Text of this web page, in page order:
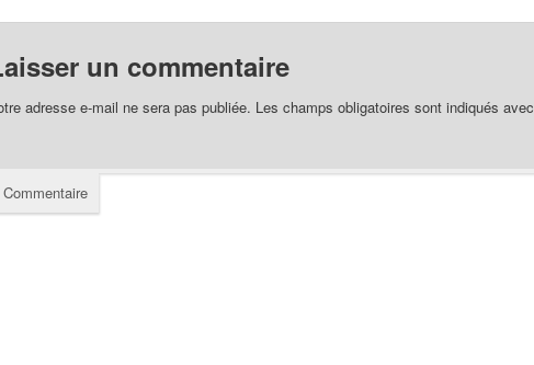
un commentaire
adresse e-mail ne sera pas publiée. Les champs obligatoires sont indiqués avec
Commentaire